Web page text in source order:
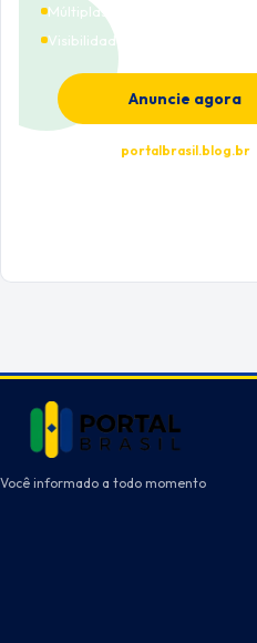
Múltiplas categorias
Visibilidade premium
Anuncie agora
portalbrasil.blog.br
Você informado a todo momento